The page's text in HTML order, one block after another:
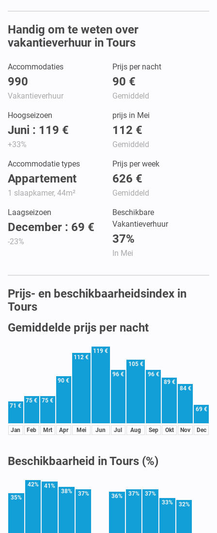
Handig om te weten over
vakantieverhuur in Tours
Accommodaties
990
Vakantieverhuur
Prijs per nacht
90 €
Gemiddeld
Hoogseizoen
Juni : 119 €
+33%
prijs in Mei
112 €
Gemiddeld
Accommodatie types
Appartement
1 slaapkamer, 44m²
Prijs per week
626 €
Gemiddeld
Laagseizoen
December : 69 €
-23%
Beschikbare
Vakantieverhuur
37%
In Mei
Prijs- en beschikbaarheidsindex in
Tours
Gemiddelde prijs per nacht
71 €
Jan
75 €
Feb
75 €
Mrt
90 €
Apr
112 €
Mei
119 €
Jun
96 €
Jul
105 €
Aug
96 €
Sep
89 €
Okt
84 €
Nov
69 €
Dec
Beschikbaarheid in Tours (%)
35%
42%
41%
38%
37% 36% 37%
37%
33%
32%